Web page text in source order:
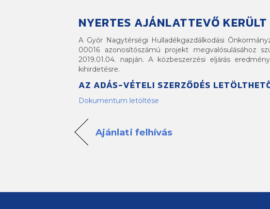
NYERTES AJÁNLATTEVŐ KERÜLT
A Győr Nagytérségi Hulladékgazdálkodási
00016 azonosítószámú projekt megvalósulásához
2019.01.04. napján. A közbeszerzési eljárás
kihirdetésre.
AZ ADÁS-VÉTELI SZERZŐDÉS
Dokumentum letöltése
Ajánlati felhívás